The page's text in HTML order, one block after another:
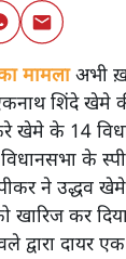
मामलाअभी
शिंदे खेमे
खेमे के 14
विधानसभा के
ने उद्धव
खारिज कर
दायर